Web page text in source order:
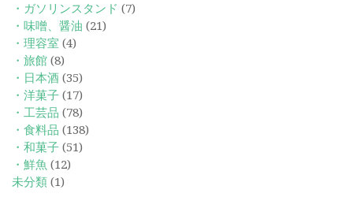
・ガソリンスタンド (7)
・味噌、醤油 (21)
・理容室 (4)
・旅館 (8)
・日本酒 (35)
・洋菓子 (17)
・工芸品 (78)
・食料品 (138)
・和菓子 (51)
・鮮魚 (12)
未分類 (1)